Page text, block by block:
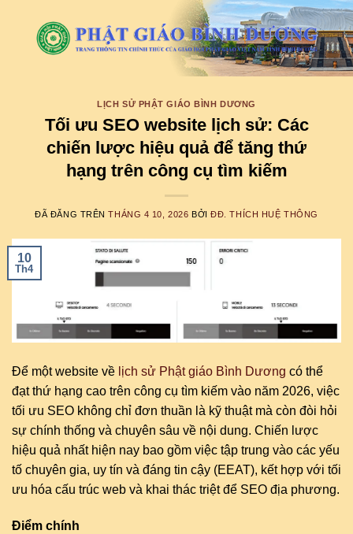
LỊCH SỬ PHẬT GIÁO BÌNH DƯƠNG
Tối ưu SEO website lịch sử: Các
chiến lược hiệu quả để tăng thứ
hạng trên công cụ tìm kiếm
ĐÃ ĐĂNG TRÊNTHÁNG 4 10, 2026 BỞIĐĐ. THÍCH HUỆ THÔNG
10
Th4
Để một website về lịch sử Phật giáo Bình Dương có thể
đạt thứ hạng cao trên công cụ tìm kiếm vào năm 2026, việc
tối ưu SEO không chỉ đơn thuần là kỹ thuật mà còn đòi hỏi
sự chính thống và chuyên sâu về nội dung. Chiến lược
hiệu quả nhất hiện nay bao gồm việc tập trung vào các yếu
tố chuyên gia, uy tín và đáng tin cậy (EEAT), kết hợp với tối
ưu hóa cấu trúc web và khai thác triệt để SEO địa phương.
Điểm chính